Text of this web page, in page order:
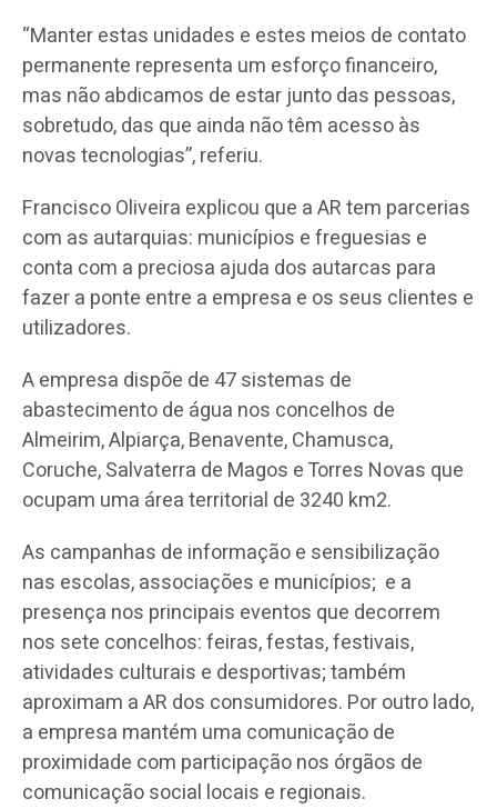
“Manter estas unidades e estes meios de contato
permanente representa um esforço financeiro,
mas não abdicamos de estar junto das pessoas,
sobretudo, das que ainda não têm acesso às
novas tecnologias”, referiu.
Francisco Oliveira explicou que a AR tem parcerias
com as autarquias: municípios e freguesias e
conta com a preciosa ajuda dos autarcas para
fazer a ponte entre a empresa e os seus clientes e
utilizadores.
A empresa dispõe de 47 sistemas de
abastecimento de água nos concelhos de
Almeirim, Alpiarça, Benavente, Chamusca,
Coruche, Salvaterra de Magos e Torres Novas que
ocupam uma área territorial de 3240 km2.
As campanhas de informação e sensibilização
nas escolas, associações e municípios; e a
presença nos principais eventos que decorrem
nos sete concelhos: feiras, festas, festivais,
atividades culturais e desportivas; também
aproximam a AR dos consumidores. Por outro lado,
a empresa mantém uma comunicação de
proximidade com participação nos órgãos de
comunicação social locais e regionais.